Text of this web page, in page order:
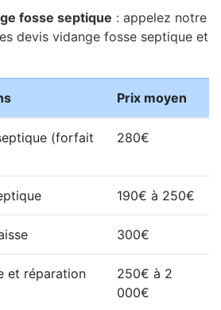
fosse septique : appelez notre
devis vidange fosse septique et
Prix moyen
(forfait
280€
190€ à 250€
300€
et réparation
250€ à 2
000€